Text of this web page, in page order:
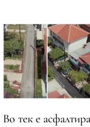
Во тек е